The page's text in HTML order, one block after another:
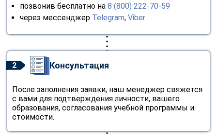
позвонив бесплатно на 8 (800) 222-70-59
через мессенджер Telegram, Viber
2 Консультация
После заполнения заявки, наш менеджер свяжется
с вами для подтверждения личности, вашего
образования, согласования учебной программы и
стоимости.